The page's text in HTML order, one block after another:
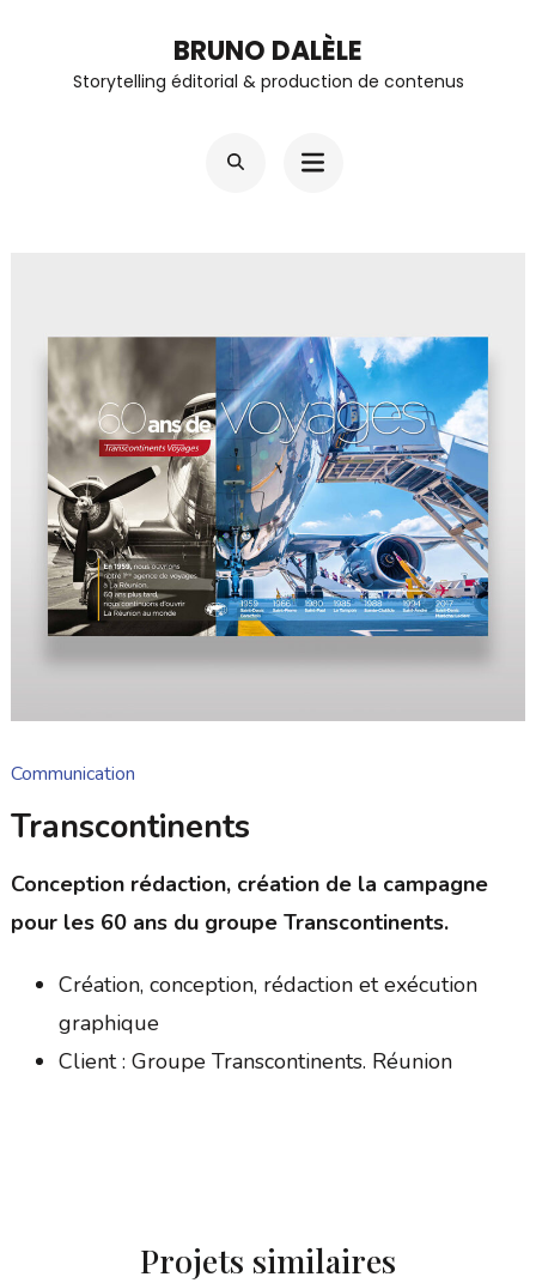
contenu
BRUNO DALÈLE
Storytelling éditorial & production de contenus
Communication
Transcontinents
Conception rédaction, création de la campagne
pour les 60 ans du groupe Transcontinents.
Création, conception, rédaction et exécution
graphique
Client : Groupe Transcontinents. Réunion
Projets similaires